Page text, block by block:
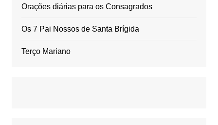
Orações diárias para os Consagrados
Os 7 Pai Nossos de Santa Brígida
Terço Mariano